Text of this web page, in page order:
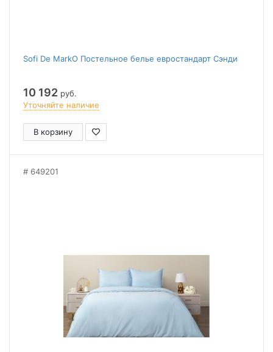
Sofi De MarkO Постельное белье евростандарт Сэнди
10 192 руб.
Уточняйте наличие
В корзину
649201